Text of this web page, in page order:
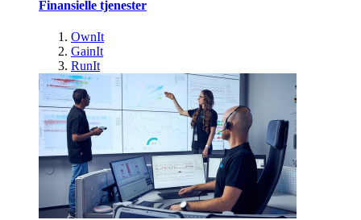
Finansielle tjenester
OwnIt
GainIt
RunIt